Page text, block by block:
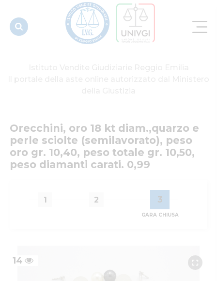
(semilavorato),
peso oro
gr...
Orecchini, oro 18 kt diam.,quarzo e
perle sciolte (semilavorato), peso
oro gr. 10,40, peso totale gr. 10,50,
peso diamanti carati. 0,99
1 2 3
GARA CHIUSA
14